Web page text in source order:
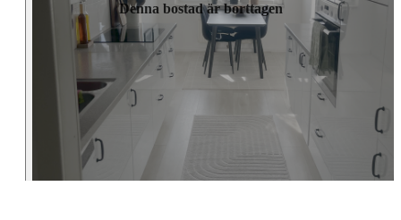
Denna bostad är borttagen